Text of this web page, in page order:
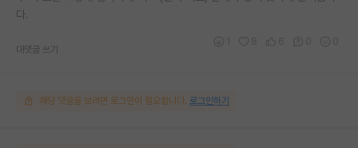
다.
대댓글 쓰기
해당 댓글을 보려면 로그인이 필요합니다. 로그인하기